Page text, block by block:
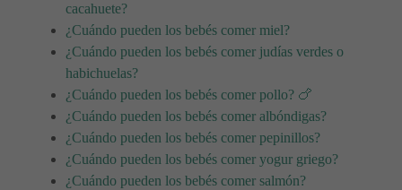
cacahuete?
¿Cuándo pueden los bebés comer miel?
¿Cuándo pueden los bebés comer judías verdes o
habichuelas?
¿Cuándo pueden los bebés comer pollo? 🍗
¿Cuándo pueden los bebés comer albóndigas?
¿Cuándo pueden los bebés comer pepinillos?
¿Cuándo pueden los bebés comer yogur griego?
¿Cuándo pueden los bebés comer salmón?